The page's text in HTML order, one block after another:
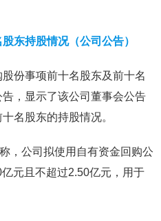
东持股情况（公司公告）
份事项前十名股东及前十名
，显示了该公司董事会公告
名股东的持股情况。
，公司拟使用自有资金回购公
元且不超过2.50亿元，用于